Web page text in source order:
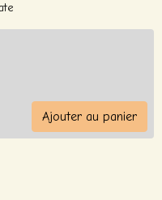
Ajouter au panier